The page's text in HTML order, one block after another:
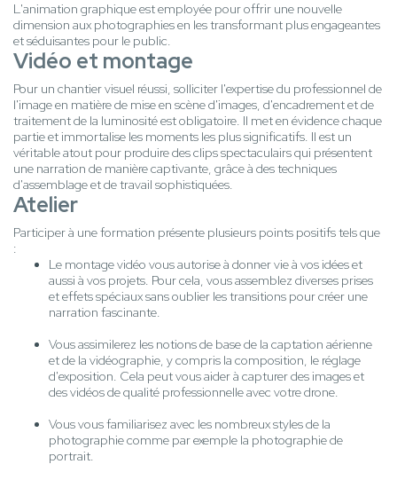
L'animation graphique est employée pour offrir une nouvelle
dimension aux photographies en les transformant plus engageantes
et séduisantes pour le public.
Vidéo et montage
Pour un chantier visuel réussi, solliciter l'expertise du professionnel de
l'image en matière de mise en scène d'images, d'encadrement et de
traitement de la luminosité est obligatoire. Il met en évidence chaque
partie et immortalise les moments les plus significatifs. Il est un
véritable atout pour produire des clips spectaculairs qui présentent
une narration de manière captivante, grâce à des techniques
d'assemblage et de travail sophistiquées.
Atelier
Participer à une formation présente plusieurs points positifs tels que
:
Le montage vidéo vous autorise à donner vie à vos idées et
aussi à vos projets. Pour cela, vous assemblez diverses prises
et effets spéciaux sans oublier les transitions pour créer une
narration fascinante.
Vous assimilerez les notions de base de la captation aérienne
et de la vidéographie, y compris la composition, le réglage
d'exposition. Cela peut vous aider à capturer des images et
des vidéos de qualité professionnelle avec votre drone.
Vous vous familiarisez avec les nombreux styles de la
photographie comme par exemple la photographie de
portrait.